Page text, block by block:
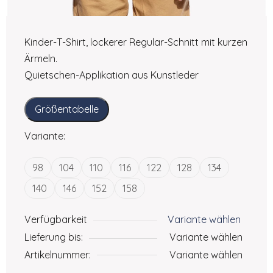
Kinder-T-Shirt, lockerer Regular-Schnitt mit kurzen
Ärmeln.
Quietschen-Applikation aus Kunstleder
Größentabelle
Variante:
98 104 110 116 122 128
134
140
146 152 158
Verfügbarkeit
Variante wählen
Lieferung bis:
Variante wählen
Artikelnummer:
Variante wählen